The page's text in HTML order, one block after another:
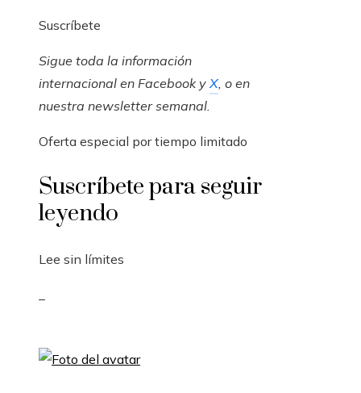
Suscríbete
Sigue toda la información
internacional en FacebookyX, o en
nuestra newsletter semanal.
Oferta especial por tiempo limitado
Suscríbete para seguir
leyendo
Lee sin límites